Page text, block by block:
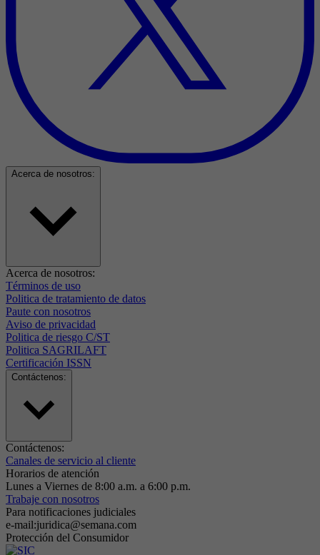
Acerca de nosotros:
Acerca de nosotros:
Términos de uso
Politica de tratamiento de datos
Paute con nosotros
Aviso de privacidad
Politica de riesgo C/ST
Politica SAGRILAFT
Certificación ISSN
Contáctenos:
Contáctenos:
Canales de servicio al cliente
Horarios de atención
Lunes a Viernes de 8:00 a.m. a 6:00 p.m.
Trabaje con nosotros
Para notificaciones judiciales
e-mail:juridica@semana.com
Protección del Consumidor